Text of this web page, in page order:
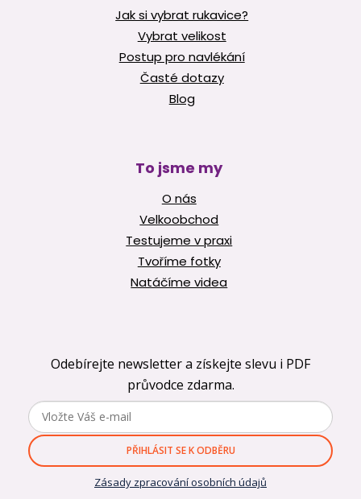
Jak si vybrat rukavice?
Vybrat velikost
Postup pro navlékání
Časté dotazy
Blog
To jsme my
O nás
Velkoobchod
Testujeme v praxi
Tvoříme fotky
Natáčíme videa
Odebírejte newsletter a získejte slevu i PDF
průvodce zdarma.
PŘIHLÁSIT SE K ODBĚRU
Zásady zpracování osobních údajů